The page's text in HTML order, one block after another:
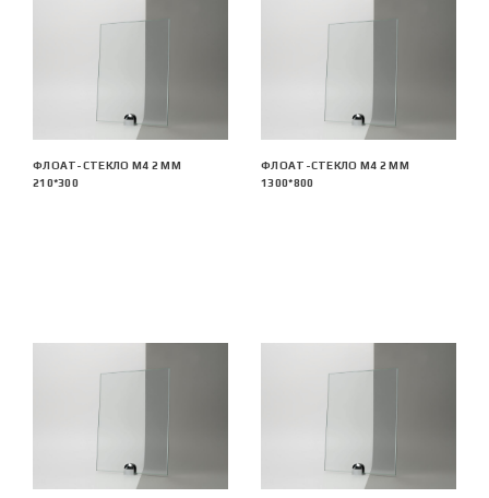
ФЛОАТ-СТЕКЛО М4 2 ММ
210*300
ФЛОАТ-СТЕКЛО М4 2 ММ
1300*800